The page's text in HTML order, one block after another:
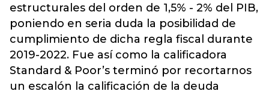
estructurales del orden de 1,5% - 2% del PIB,
poniendo en seria duda la posibilidad de
cumplimiento de dicha regla fiscal durante
2019-2022. Fue así como la calificadora
Standard & Poor’s terminó por recortarnos
un escalón la calificación de la deuda